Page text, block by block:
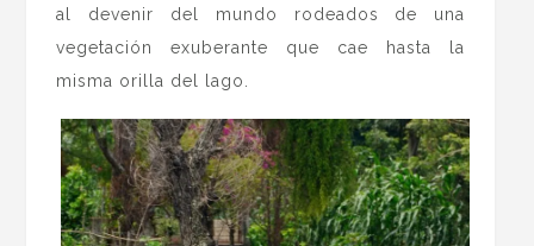
al devenir del mundo rodeados de una
vegetación exuberante que cae hasta la
misma orilla del lago.